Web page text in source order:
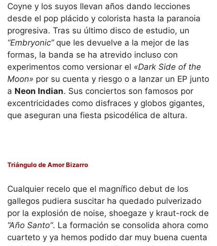
Coyne y los suyos llevan años dando lecciones
desde el pop plácido y colorista hasta la paranoia
progresiva. Tras su último disco de estudio, un
“Embryonic”que les devuelve a la mejor de las
formas, la banda se ha atrevido incluso con
experimentos como versionar el «Dark Side of the
Moon» por su cuenta y riesgo o a lanzar un EP junto
a Neon Indian. Sus conciertos son famosos por
excentricidades como disfraces y globos gigantes,
que aseguran una fiesta psicodélica de altura.
Triángulo de Amor Bizarro
Cualquier recelo que el magnífico debut de los
gallegos pudiera suscitar ha quedado pulverizado
por la explosión de noise, shoegaze y kraut-rock de
“Año Santo”. La formación se consolida ahora como
cuarteto y ya hemos podido dar muy buena cuenta